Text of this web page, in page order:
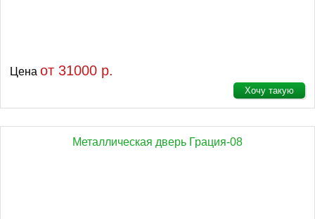
Цена от 31000 р.
Хочу такую
Металлическая дверь Грация-08